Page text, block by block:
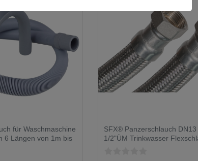
für Waschmaschine
6 Längen von 1m bis
SFX® Panzerschlauch
1/2"ÜM Trinkwasser